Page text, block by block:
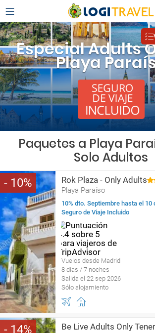
Especial Adults
Playa
Paquetes a Playa
Solo Adultos
10 Rok Plaza - Only Adults
Playa Paraíso
10% dto. Septiembre hasta el 10
Seguro de Viaje Incluido
Vuelos desde Madrid
8 días / 7 noches
Salida el 22 sep 2026
Sólo alojamiento
14 Be Live Adults Only